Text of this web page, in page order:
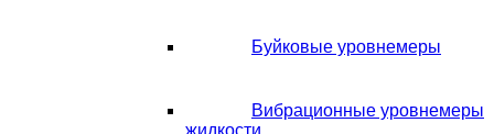
Буйковые уровнемеры
Вибрационные уровнемеры
жидкости